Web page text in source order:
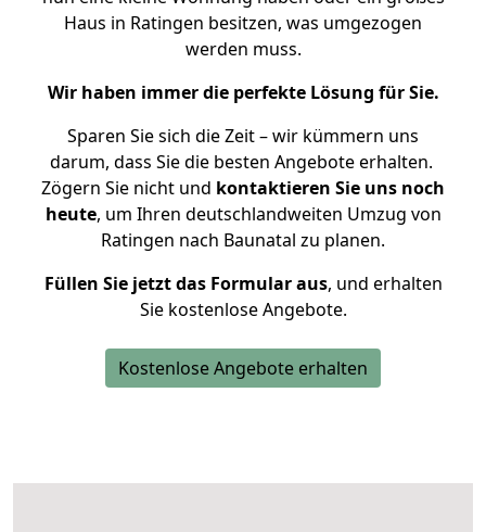
Haus in Ratingen besitzen, was umgezogen
werden muss.
Wir haben immer die perfekte Lösung für Sie.
Sparen Sie sich die Zeit – wir kümmern uns
darum, dass Sie die besten Angebote erhalten.
Zögern Sie nicht und kontaktieren Sie uns noch
heute, um Ihren deutschlandweiten Umzug von
Ratingen nach Baunatal zu planen.
Füllen Sie jetzt das Formular aus, und erhalten
Sie kostenlose Angebote.
Kostenlose Angebote erhalten